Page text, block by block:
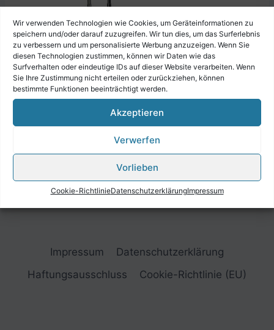
Wir verwenden Technologien wie Cookies, um Geräteinformationen zu
speichern und/oder darauf zuzugreifen. Wir tun dies, um das Surferlebnis
zu verbessern und um personalisierte Werbung anzuzeigen. Wenn Sie
diesen Technologien zustimmen, können wir Daten wie das
Surfverhalten oder eindeutige IDs auf dieser Website verarbeiten. Wenn
Sie Ihre Zustimmung nicht erteilen oder zurückziehen, können
bestimmte Funktionen beeinträchtigt werden.
Akzeptieren
Verwerfen
Vorlieben
Cookie-RichtlinieDatenschutzerklärungImpressum
Impressum
Datenschutzerklärung
Haftungsausschluss
Cookie-Richtlinie (EU)